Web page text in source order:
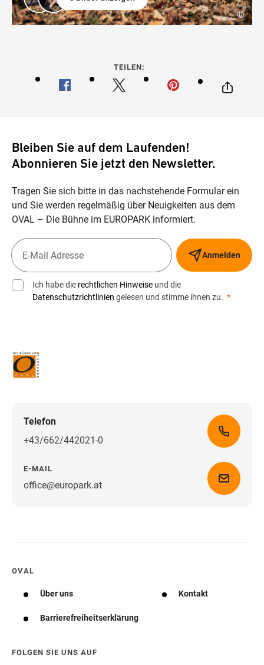
©
TEILEN:
Bleiben Sie auf dem Laufenden!
Abonnieren Sie jetzt den Newsletter.
Tragen Sie sich bitte in das nachstehende Formular ein
und Sie werden regelmäßig über Neuigkeiten aus dem
OVAL – Die Bühne im EUROPARK informiert.
Anmelden
Ich habe die rechtlichen Hinweise und die
Datenschutzrichtlinien gelesen und stimme ihnen zu. *
Telefon
+43/662/442021-0
E-MAIL
office@europark.atWegbeschreibung erhalten
OVAL
Über uns Kontakt
Barrierefreiheitserklärung
FOLGEN SIE UNS AUF